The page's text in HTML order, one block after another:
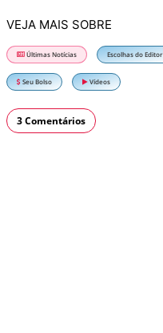
VEJA MAIS SOBRE
Últimas Notícias Escolhas do Editor
Seu Bolso Vídeos
3 Comentários